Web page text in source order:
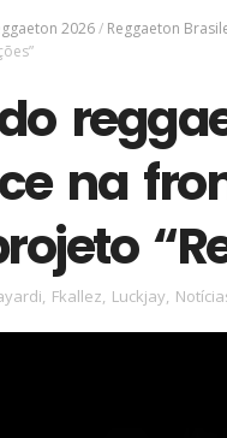
2026/ Reggaeton
na
, Fkallez, Luckjay,